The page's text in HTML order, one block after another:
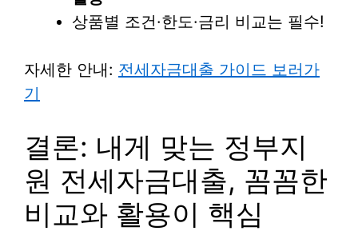
상품별 조건·한도·금리 비교는 필수!
자세한 안내: 전세자금대출 가이드 보러가
기
결론: 내게 맞는 정부지
원 전세자금대출, 꼼꼼한
비교와 활용이 핵심